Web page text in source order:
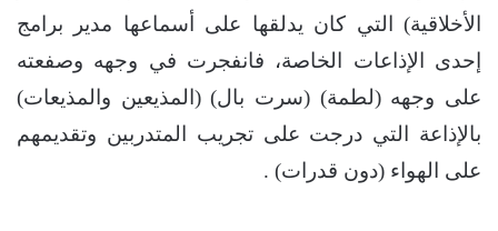
الأخلاقية) التي كان يدلقها على أسماعها مدير برامج
إحدى الإذاعات الخاصة، فانفجرت في وجهه وصفعته
على وجهه (لطمة) (سرت بال) (المذيعين والمذيعات)
بالإذاعة التي درجت على تجريب المتدربين وتقديمهم
على الهواء (دون قدرات) .